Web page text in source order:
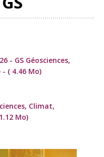
- GS Géosciences,
( 4.46 Mo)
Climat,
Mo)